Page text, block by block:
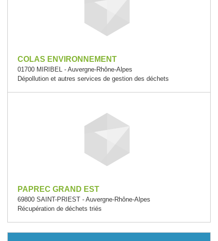
COLAS ENVIRONNEMENT
01700 MIRIBEL - Auvergne-Rhône-Alpes
Dépollution et autres services de gestion des déchets
PAPREC GRAND EST
69800 SAINT-PRIEST - Auvergne-Rhône-Alpes
Récupération de déchets triés